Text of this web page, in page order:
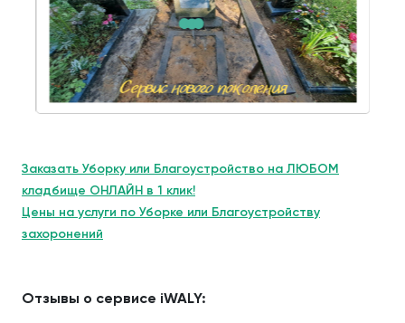
Заказать Уборку или Благоустройство на ЛЮБОМ
кладбище ОНЛАЙН в 1 клик!
Цены на услуги по Уборке или Благоустройству
захоронений
Отзывы о сервисе iWALY: